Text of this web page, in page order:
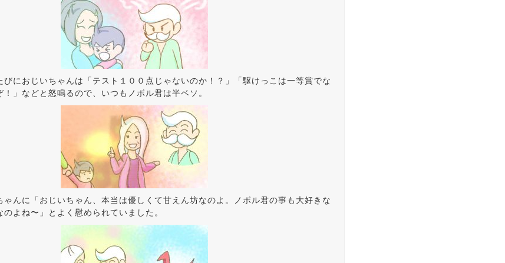
びにおじいちゃんは「テスト１００点じゃないのか！？」「駆けっこは一等賞でな
！」などと怒鳴るので、いつもノボル君は半ベソ。
ゃんに「おじいちゃん、本当は優しくて甘えん坊なのよ。ノボル君の事も大好きな
よね〜」とよく慰められていました。